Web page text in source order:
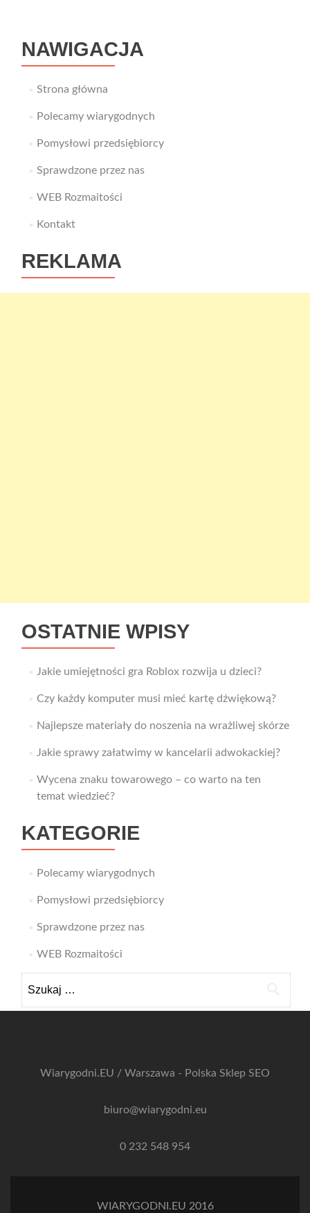
NAWIGACJA
Strona główna
Polecamy wiarygodnych
Pomysłowi przedsiębiorcy
Sprawdzone przez nas
WEB Rozmaitości
Kontakt
REKLAMA
OSTATNIE WPISY
Jakie umiejętności gra Roblox rozwija u dzieci?
Czy każdy komputer musi mieć kartę dźwiękową?
Najlepsze materiały do noszenia na wrażliwej skórze
Jakie sprawy załatwimy w kancelarii adwokackiej?
Wycena znaku towarowego – co warto na ten
temat wiedzieć?
KATEGORIE
Polecamy wiarygodnych
Pomysłowi przedsiębiorcy
Sprawdzone przez nas
WEB Rozmaitości
Wiarygodni.EU / Warszawa - Polska Sklep SEO
biuro@wiarygodni.eu
0 232 548 954
WIARYGODNI.EU 2016